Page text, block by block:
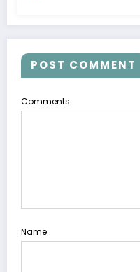
POST COMMENT
Comments
Name